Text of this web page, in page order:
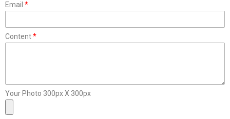
Email
Content
Your Photo 300px X 300px